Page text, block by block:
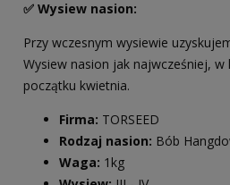
✅ Wysiew nasion:
Przy wczesnym wysiewie
Wysiew nasion jak najwcześniej, w
początku kwietnia.
Firma: TORSEED
Rodzaj nasion: Bób
Waga: 1kg